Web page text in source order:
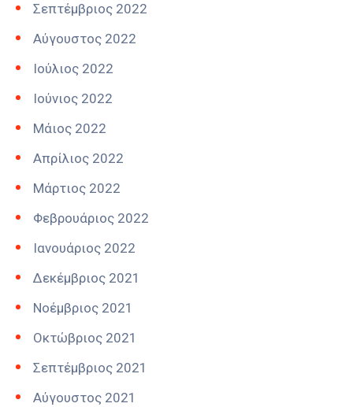
Σεπτέμβριος 2022
Αύγουστος 2022
Ιούλιος 2022
Ιούνιος 2022
Μάιος 2022
Απρίλιος 2022
Μάρτιος 2022
Φεβρουάριος 2022
Ιανουάριος 2022
Δεκέμβριος 2021
Νοέμβριος 2021
Οκτώβριος 2021
Σεπτέμβριος 2021
Αύγουστος 2021